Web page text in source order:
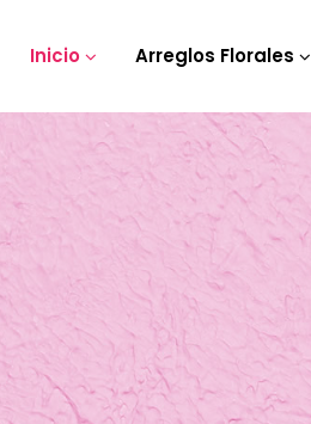
Inicio Arreglos Florales